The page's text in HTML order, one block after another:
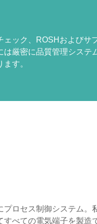
ェック、ROSHおよびサ
は厳密に品質管理システ
す。
プロセス制御システム。
すべての電気端子を製造